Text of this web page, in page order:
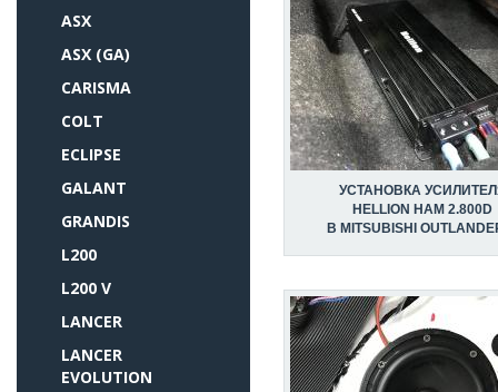
ASX
ASX (GA)
CARISMA
COLT
ECLIPSE
GALANT
GRANDIS
L200
L200 V
LANCER
LANCER
EVOLUTION
УСТАНОВКА
HELLION HAM 2.800D
В MITSUBISHI